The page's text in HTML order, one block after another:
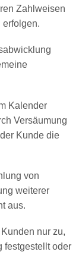
Zahlweisen
erfolgen.
Kalender
Versäumung
Kunde die
von
weiterer
aus.
nur zu,
festgestellt oder